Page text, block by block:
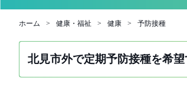
ホーム 健康・福祉 健康 予防接種
北見市外で定期予防接種を希